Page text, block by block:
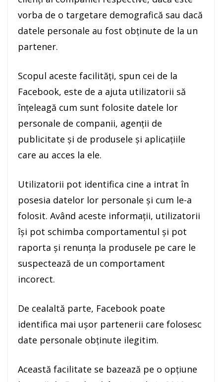
vorba de o targetare demografică sau dacă
datele personale au fost obţinute de la un
partener.
Scopul aceste facilităţi, spun cei de la
Facebook, este de a ajuta utilizatorii să
înţeleagă cum sunt folosite datele lor
personale de companii, agenţii de
publicitate şi de produsele şi aplicaţiile
care au acces la ele.
Utilizatorii pot identifica cine a intrat în
posesia datelor lor personale şi cum le-a
folosit. Având aceste informaţii, utilizatorii
îşi pot schimba comportamentul şi pot
raporta şi renunţa la produsele pe care le
suspectează de un comportament
incorect.
De cealaltă parte, Facebook poate
identifica mai uşor partenerii care folosesc
date personale obţinute ilegitim.
Această facilitate se bazează pe o opţiune